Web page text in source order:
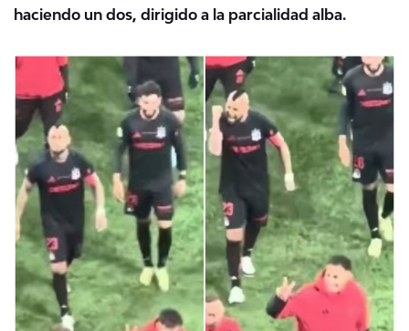
haciendo un dos, dirigido a la parcialidad alba.